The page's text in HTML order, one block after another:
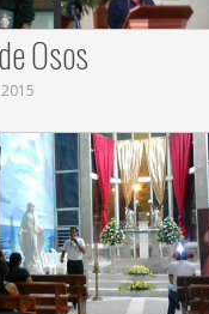
Osos